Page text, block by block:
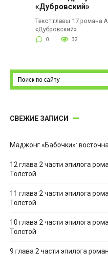
«Дубровский»
Текст главы 17 романа
«Дубровский»
0 32
СВЕЖИЕ ЗАПИСИ
Маджонг «Бабочки»:
12 глава 2 части эпилога
Толстой
11 глава 2 части эпилога
Толстой
10 глава 2 части эпилога
Толстой
9 глава 2 части эпилога